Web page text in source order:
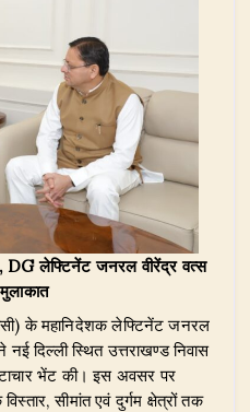
के
जांबाजों
ने
ऐसे
बचाया
रौतेली
पुरस्कार
की
13
और
35
आंगनबाड़ी
को
मिलेगा
सम्मान
DG लेफ्टिनेंट जनरल वीरेंद्र वत्स
के महानिदेशक लेफ्टिनेंट जनरल
दिल्ली स्थित उत्तराखण्ड निवास
भेंट की। इस अवसर पर
सीमांत एवं दुर्गम क्षेत्रों तक